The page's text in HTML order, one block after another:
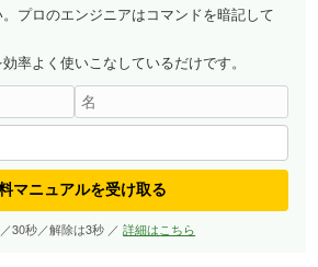
プロのエンジニアはコマンドを暗記して
率よく使いこなしているだけです。
マニュアルを受け取る
30秒／解除は3秒 ／詳細はこちら